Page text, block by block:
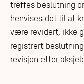
treffes beslutning
henvises det til at
være revidert, ikke
registrert
revisjon etter